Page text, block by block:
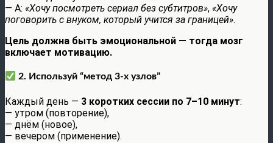
— А: «Хочу посмотреть сериал без субтитров», «Хочу
поговорить с внуком, который учится за границей».
Цель должна быть эмоциональной — тогда мозг
включает мотивацию.
2. Используй “метод 3-х узлов”
Каждый день — 3 коротких сессии по 7–10 минут:
— утром (повторение),
— днём (новое),
— вечером (применение).